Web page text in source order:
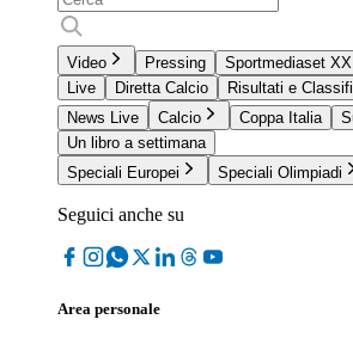
Video Pressing Sportmediaset
Live
Diretta Calcio
Risultati e
News Live
Calcio Coppa Italia
Un libro a settimana
Speciali Europei
Speciali Olimpiadi
Seguici anche su
Area personale